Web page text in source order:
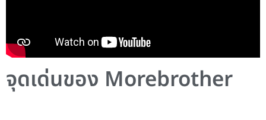
จุดเด่นของ Morebrother